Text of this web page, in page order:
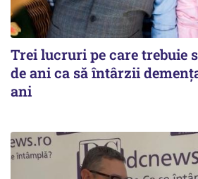
Trei lucruri pe care trebuie
de ani ca să întârzii
ani